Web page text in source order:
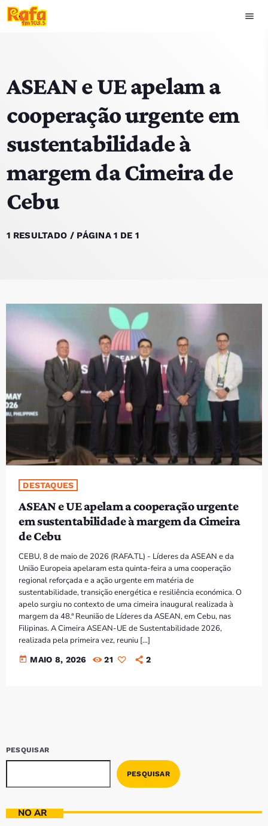
menu
play_arrow OUVIR RAFA
HOME
NOTÍCIAS
EQUIPA
TOP 15
VIDEOS
EVENTOS
CONTACTOS
PORTUGUÊS
PORTUGUÊS
PRÓXIMOS PROGRAMAS
ASEAN e UE apelam a
cooperação urgente em
sustentabilidade à
margem da Cimeira de
Cebu
1 RESULTADO / PÁGINA 1 DE 1
DESTAQUES
ASEAN e UE apelam a cooperação urgente
em sustentabilidade à margem da Cimeira
de Cebu
CEBU, 8 de maio de 2026 (RAFA.TL) - Líderes da ASEAN e da
União Europeia apelaram esta quinta-feira a uma cooperação
regional reforçada e a ação urgente em matéria de
sustentabilidade, transição energética e resiliência económica. O
apelo surgiu no contexto de uma cimeira inaugural realizada à
margem da 48.ª Reunião de Líderes da ASEAN, em Cebu, nas
Filipinas. A Cimeira ASEAN-UE de Sustentabilidade 2026,
realizada pela primeira vez, reuniu […]
today MAIO 8, 2026 21 2
PESQUISAR
PESQUISAR
NO AR